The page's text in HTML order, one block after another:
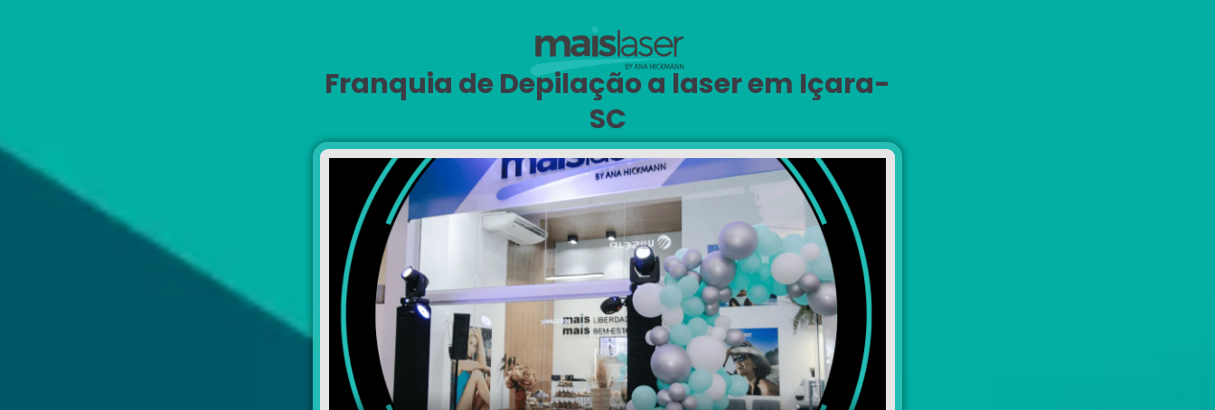
Franquia de Depilação a laser em Içara-
SC